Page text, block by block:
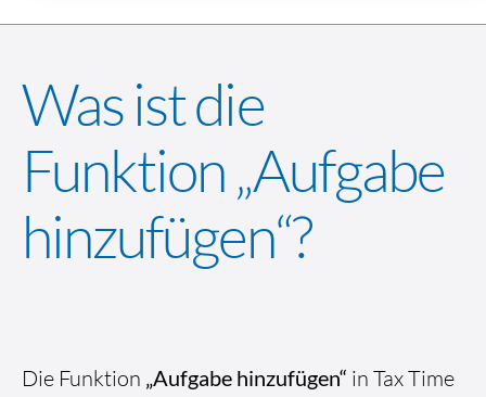
Was ist die
Funktion „Aufgabe
hinzufügen“?
Die Funktion „Aufgabe hinzufügen“ in Tax Time